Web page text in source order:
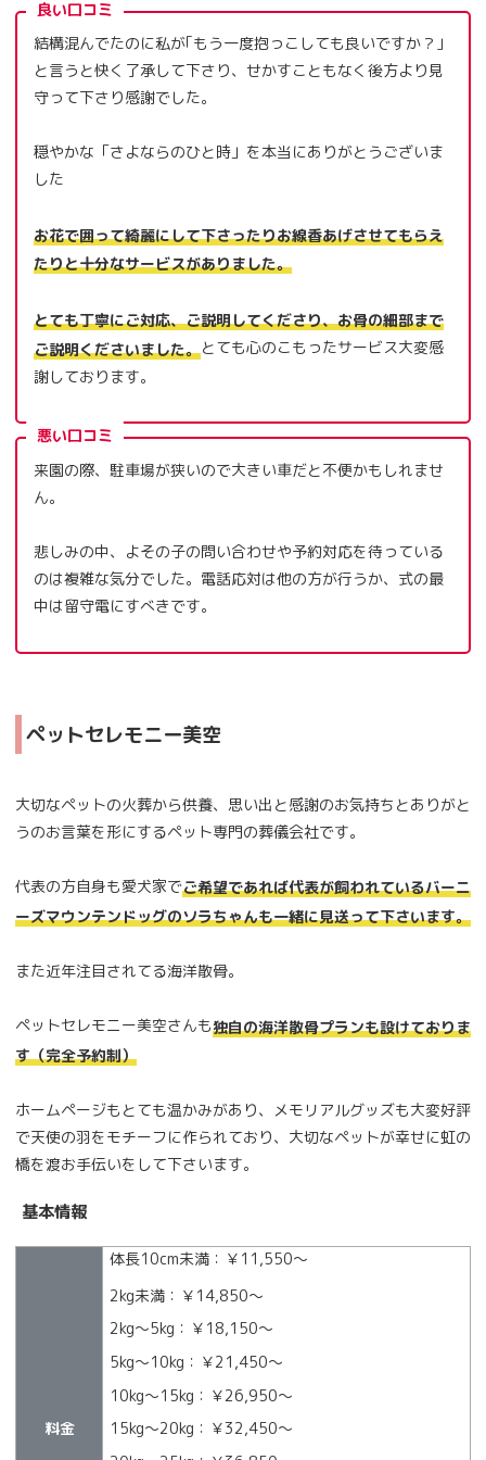
良い口コミ
結構混んでたのに私が｢もう一度抱っこしても良いですか？｣
と言うと快く了承して下さり、せかすこともなく後方より見
守って下さり感謝でした。
穏やかな「さよならのひと時」を本当にありがとうございま
した
お花で囲って綺麗にして下さったりお線香あげさせてもらえ
たりと十分なサービスがありました。
とても丁寧にご対応、ご説明してくださり、お骨の細部まで
ご説明くださいました。とても心のこもったサービス大変感
謝しております。
悪い口コミ
来園の際、駐車場が狭いので大きい車だと不便かもしれませ
ん。
悲しみの中、よその子の問い合わせや予約対応を待っている
のは複雑な気分でした。電話応対は他の方が行うか、式の最
中は留守電にすべきです。
ペットセレモニー美空
大切なペットの火葬から供養、思い出と感謝のお気持ちとありがと
うのお言葉を形にするペット専門の葬儀会社です。
代表の方自身も愛犬家でご希望であれば代表が飼われているバーニ
ーズマウンテンドッグのソラちゃんも一緒に見送って下さいます。
また近年注目されてる海洋散骨。
ペットセレモニー美空さんも独自の海洋散骨プランも設けておりま
す（完全予約制）
ホームページもとても温かみがあり、メモリアルグッズも大変好評
で天使の羽をモチーフに作られており、大切なペットが幸せに虹の
橋を渡お手伝いをして下さいます。
基本情報
料金
体長10cm未満：￥11,550〜
2kg未満：￥14,850〜
2kg〜5kg：￥18,150〜
5kg〜10kg：￥21,450〜
10kg〜15kg：￥26,950〜
15kg〜20kg：￥32,450〜